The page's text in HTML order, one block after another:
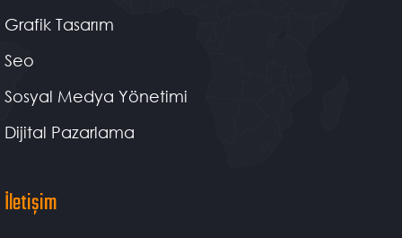
Grafik Tasarım
Seo
Sosyal Medya Yönetimi
Dijital Pazarlama
İletişim